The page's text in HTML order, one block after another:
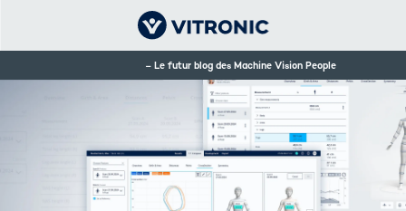
Le futur blog des Machine Vision People